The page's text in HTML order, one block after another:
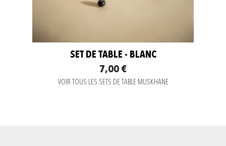
SET DE TABLE - BLANC
7,00 €
VOIR TOUS LES SETS DE TABLE MUSKHANE